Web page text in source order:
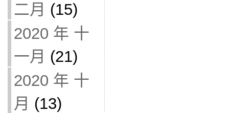
二月 (15)
2020 年 十
一月 (21)
2020 年 十
月 (13)